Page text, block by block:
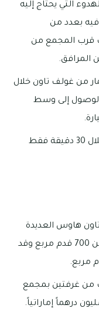
التي يحتاج إليه
فيه بعدد من
قرب المجمع من
المرافق.
من غولف تاون خلال
الوصول إلى وسط
يمكن الوصول إلى مطار دبي الدولي خلال 30 دقيقة فقط
هاوس العديدة
بمجمع غولف تاون وتبدأ مساحتها من 700 قدم مربع وقد
من غرفتين بمجمع